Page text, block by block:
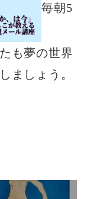
毎朝5
も夢の世界
ましょう。